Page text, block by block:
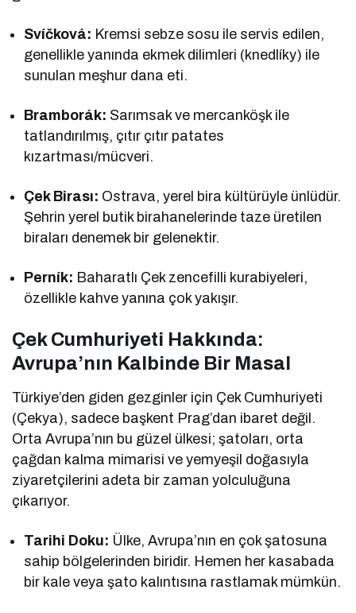
Svíčková: Kremsi sebze sosu ile servis edilen,
genellikle yanında ekmek dilimleri (knedlíky) ile
sunulan meşhur dana eti.
Bramborák: Sarımsak ve mercanköşk ile
tatlandırılmış, çıtır çıtır patates
kızartması/mücveri.
Çek Birası: Ostrava, yerel bira kültürüyle ünlüdür.
Şehrin yerel butik birahanelerinde taze üretilen
biraları denemek bir gelenektir.
Perník: Baharatlı Çek zencefilli kurabiyeleri,
özellikle kahve yanına çok yakışır.
Çek Cumhuriyeti Hakkında:
Avrupa’nın Kalbinde Bir Masal
Türkiye’den giden gezginler için Çek Cumhuriyeti
(Çekya), sadece başkent Prag’dan ibaret değil.
Orta Avrupa’nın bu güzel ülkesi; şatoları, orta
çağdan kalma mimarisi ve yemyeşil doğasıyla
ziyaretçilerini adeta bir zaman yolculuğuna
çıkarıyor.
Tarihi Doku: Ülke, Avrupa’nın en çok şatosuna
sahip bölgelerinden biridir. Hemen her kasabada
bir kale veya şato kalıntısına rastlamak mümkün.